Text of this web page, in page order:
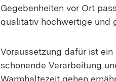
Gegebenheiten vor Ort
qualitativ hochwertige und
Voraussetzung dafür ist
schonende Verarbeitung
Warmhaltezeit gehen